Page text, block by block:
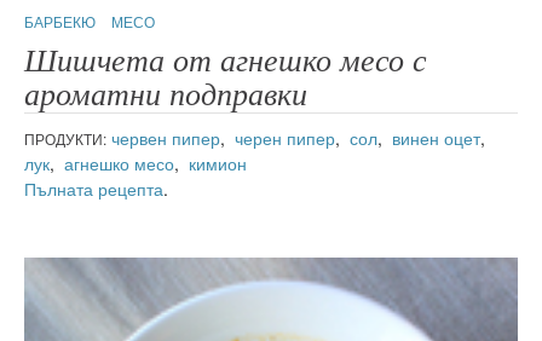
БАРБЕКЮ
МЕСО
Шишчета от агнешко месо с
ароматни подправки
ПРОДУКТИ: червен пипер, черен пипер, сол, винен оцет,
лук, агнешко месо, кимион
Пълната рецепта.